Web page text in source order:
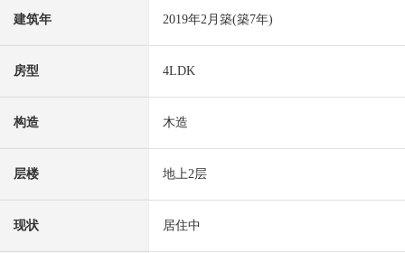
建筑年 2019年2月築(築7年)
房型 4LDK
构造 木造
层楼 地上2层
现状 居住中